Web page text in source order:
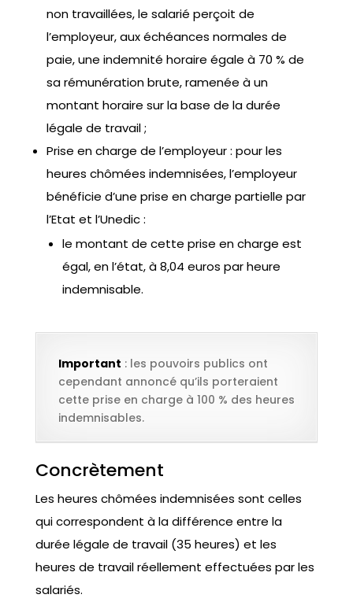
non travaillées, le salarié perçoit de
l’employeur, aux échéances normales de
paie, une indemnité horaire égale à 70 % de
sa rémunération brute, ramenée à un
montant horaire sur la base de la durée
légale de travail ;
Prise en charge de l’employeur : pour les
heures chômées indemnisées, l’employeur
bénéficie d’une prise en charge partielle par
l’Etat et l’Unedic :
le montant de cette prise en charge est
égal, en l’état, à 8,04 euros par heure
indemnisable.
Important : les pouvoirs publics ont
cependant annoncé qu’ils porteraient
cette prise en charge à 100 % des heures
indemnisables.
Concrètement
Les heures chômées indemnisées sont celles
qui correspondent à la différence entre la
durée légale de travail (35 heures) et les
heures de travail réellement effectuées par les
salariés.